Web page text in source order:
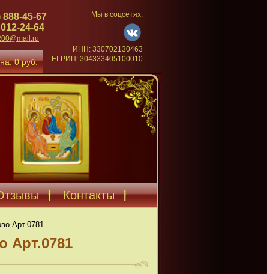
888-45-67
24-64
0 руб.
Мы в соцсетях:
ИНН: 330702130463
ЕГРИП: 304333405100010
Контакты
Арт.0781
Арт.0781